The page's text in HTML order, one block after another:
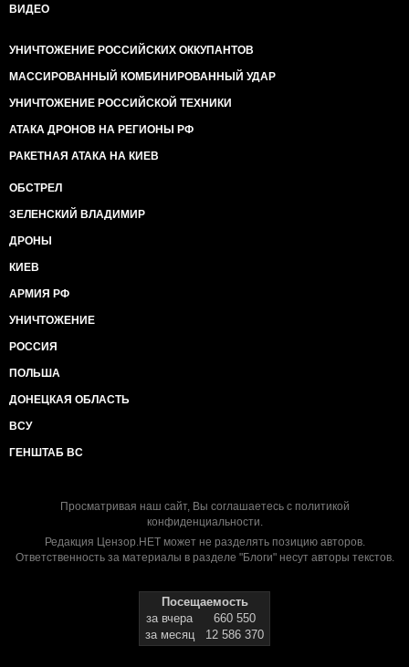
ВИДЕО
УНИЧТОЖЕНИЕ РОССИЙСКИХ ОККУПАНТОВ
МАССИРОВАННЫЙ КОМБИНИРОВАННЫЙ УДАР
УНИЧТОЖЕНИЕ РОССИЙСКОЙ ТЕХНИКИ
АТАКА ДРОНОВ НА РЕГИОНЫ РФ
РАКЕТНАЯ АТАКА НА КИЕВ
ОБСТРЕЛ
ЗЕЛЕНСКИЙ ВЛАДИМИР
ДРОНЫ
КИЕВ
АРМИЯ РФ
УНИЧТОЖЕНИЕ
РОССИЯ
ПОЛЬША
ДОНЕЦКАЯ ОБЛАСТЬ
ВСУ
ГЕНШТАБ ВС
Просматривая наш сайт, Вы соглашаетесь с политикой
конфиденциальности.
Редакция Цензор.НЕТ может не разделять позицию авторов.
Ответственность за материалы в разделе "Блоги" несут авторы текстов.
Посещаемость
за вчера
660 550
за месяц
12 586 370